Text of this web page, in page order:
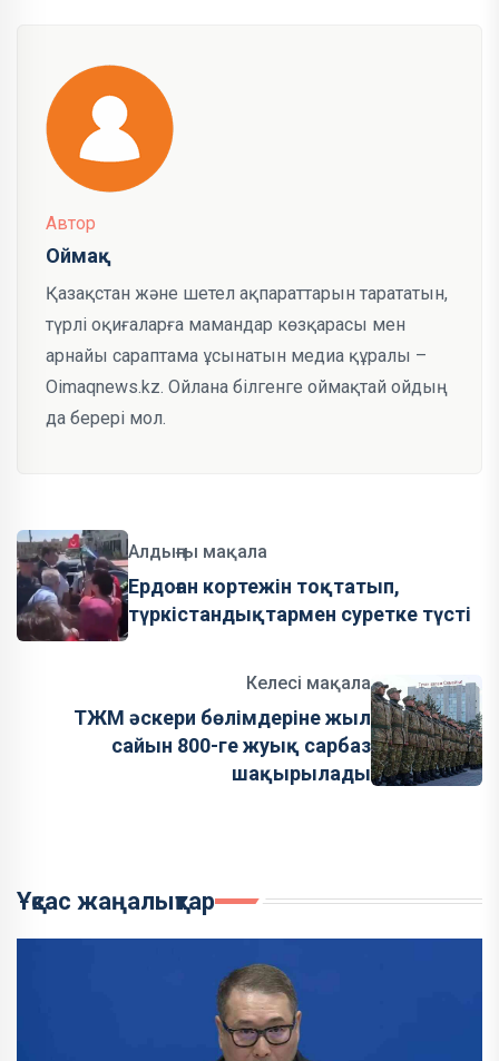
Автор
Оймақ
Қазақстан және шетел ақпараттарын тарататын,
түрлі оқиғаларға мамандар көзқарасы мен
арнайы сараптама ұсынатын медиа құралы –
Oimaqnews.kz. Ойлана білгенге оймақтай ойдың
да берері мол.
Алдыңғы мақала
Ердоған кортежін тоқтатып,
түркістандықтармен суретке түсті
Келесі мақала
ТЖМ әскери бөлімдеріне жыл
сайын 800-ге жуық сарбаз
шақырылады
Ұқсас жаңалықтар